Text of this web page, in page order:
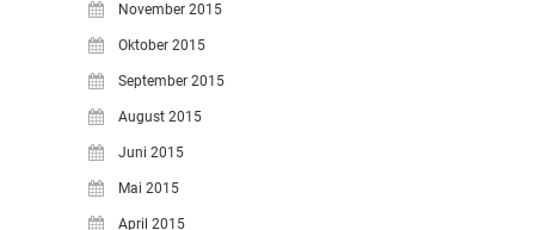
November 2015
Oktober 2015
September 2015
August 2015
Juni 2015
Mai 2015
April 2015